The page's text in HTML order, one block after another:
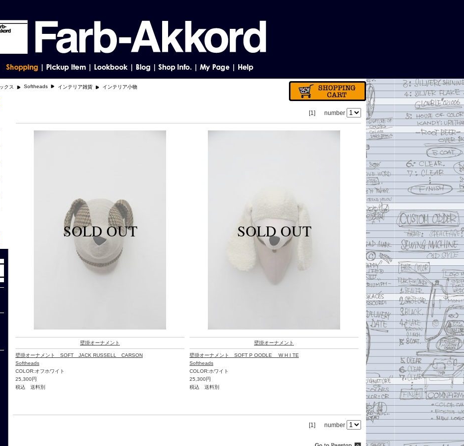
クス Softheads インテリア雑貨 インテリア小物
[1] number
壁掛オーナメント
壁掛オーナメント SOFT JACK RUSSELL CARSON
Softheads
COLOR:オフホワイト
25,300円
税込 送料別
壁掛オーナメント
壁掛オーナメント SOFT P OODLE W H I TE
Softheads
COLOR:ホワイト
25,300円
税込 送料別
[1] number